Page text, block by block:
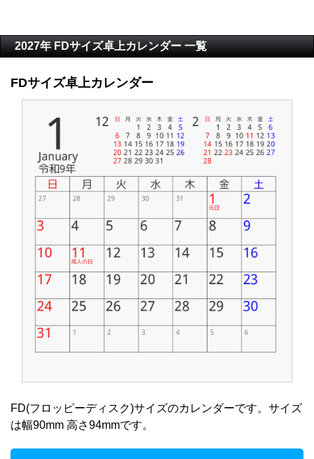
2027年 FDサイズ卓上カレンダー 一覧
FDサイズ卓上カレンダー
FD(フロッピーディスク)サイズのカレンダーです。サイズ
は幅90mm 高さ94mmです。